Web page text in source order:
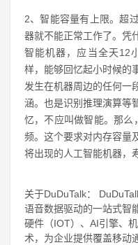
2、智能容量有上限。超
器就不能正常工作了。凭
智能机器，应当全天12
样，能够回忆起小时候的
发生在机器周边的任何一
涵。也是识别推理演算等
忆，不应叫做智能。那么
频。这个要求对内存容量
将出现的人工智能机器，
关于DuDuTalk：
语音数据驱动的一站式智
硬件（IOT）、AI引擎、
术，为企业提供覆盖移动